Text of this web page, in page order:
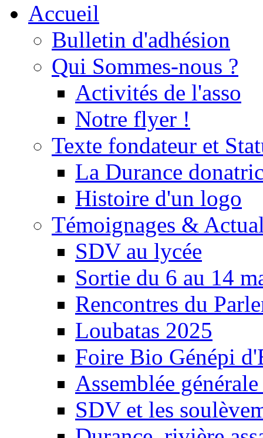
Accueil
Bulletin d'adhésion
Qui Sommes-nous ?
Activités de l'asso
Notre flyer !
Texte fondateur et
La Durance
Histoire d'un logo
Témoignages &
SDV au lycée
Sortie du 6 au 14
Rencontres du
Loubatas 2025
Foire Bio Génépi
Assemblée
SDV et les